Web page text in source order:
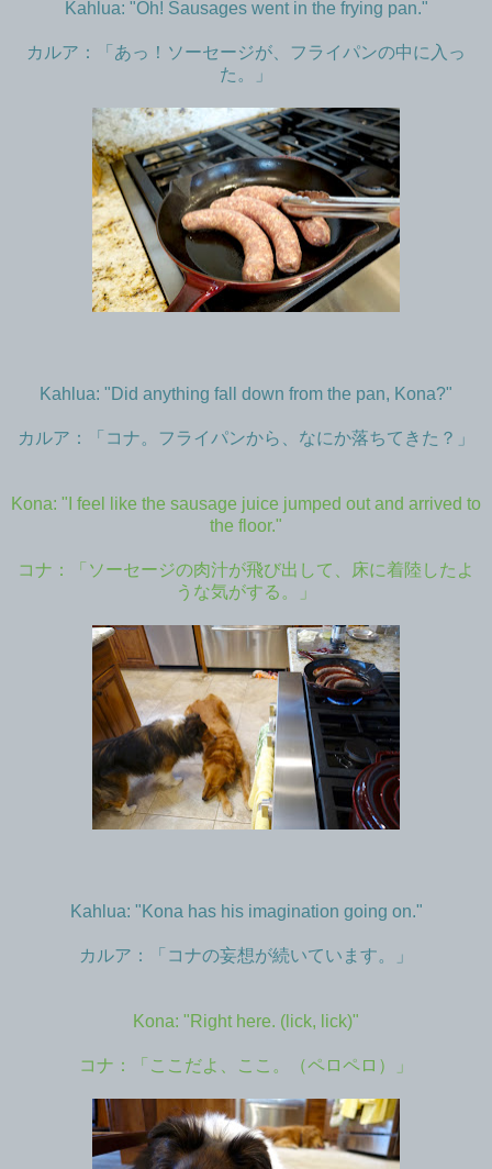
Kahlua: "Oh! Sausages went in the frying pan."
カルア：「あっ！ソーセージが、フライパンの中に入っ
た。」
Kahlua: "Did anything fall down from the pan, Kona?"
カルア：「コナ。フライパンから、なにか落ちてきた？」
Kona: "I feel like the sausage juice jumped out and arrived to
the floor."
コナ：「ソーセージの肉汁が飛び出して、床に着陸したよ
うな気がする。」
Kahlua: "Kona has his imagination going on."
カルア：「コナの妄想が続いています。」
Kona: "Right here. (lick, lick)"
コナ：「ここだよ、ここ。（ペロペロ）」